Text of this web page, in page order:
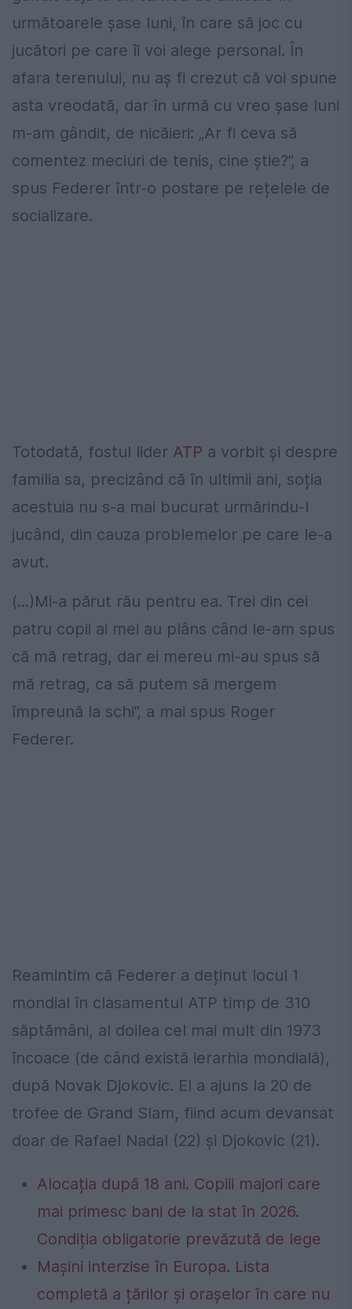
următoarele șase luni, în care să joc cu
jucători pe care îi voi alege personal. În
afara terenului, nu aș fi crezut că voi spune
asta vreodată, dar în urmă cu vreo șase luni
m-am gândit, de nicăieri: „Ar fi ceva să
comentez meciuri de tenis, cine știe?”, a
spus Federer într-o postare pe rețelele de
socializare.
Totodată, fostul lider ATP a vorbit și despre
familia sa, precizând că în ultimii ani, soția
acestuia nu s-a mai bucurat urmărindu-l
jucând, din cauza problemelor pe care le-a
avut.
(...)Mi-a părut rău pentru ea. Trei din cei
patru copii ai mei au plâns când le-am spus
că mă retrag, dar ei mereu mi-au spus să
mă retrag, ca să putem să mergem
împreună la schi”, a mai spus Roger
Federer.
Reamintim că Federer a deținut locul 1
mondial în clasamentul ATP timp de 310
săptămâni, al doilea cel mai mult din 1973
încoace (de când există ierarhia mondială),
după Novak Djokovic. El a ajuns la 20 de
trofee de Grand Slam, fiind acum devansat
doar de Rafael Nadal (22) și Djokovic (21).
Alocația după 18 ani. Copiii majori care
mai primesc bani de la stat în 2026.
Condiția obligatorie prevăzută de lege
Mașini interzise în Europa. Lista
completă a țărilor și orașelor în care nu